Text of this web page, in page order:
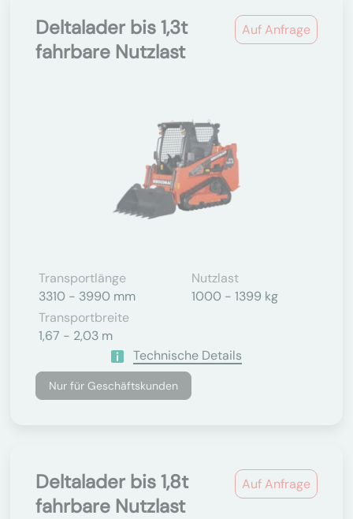
Auf Anfrage
Deltalader bis 1,3t
fahrbare Nutzlast
Transportlänge
3310 - 3990 mm
Nutzlast
1000 - 1399 kg
Transportbreite
1,67 - 2,03 m
Technische Details
Nur für Geschäftskunden
Auf Anfrage
Deltalader bis 1,8t
fahrbare Nutzlast